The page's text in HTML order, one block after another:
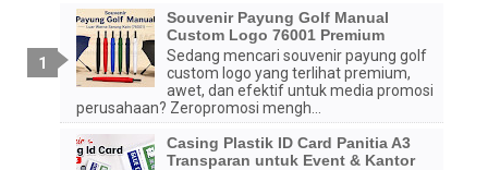
Souvenir Payung Golf Manual
Custom Logo 76001 Premium
Sedang mencari souvenir payung golf
custom logo yang terlihat premium,
awet, dan efektif untuk media promosi
perusahaan? Zeropromosi mengh...
Casing Plastik ID Card Panitia A3
Transparan untuk Event & Kantor